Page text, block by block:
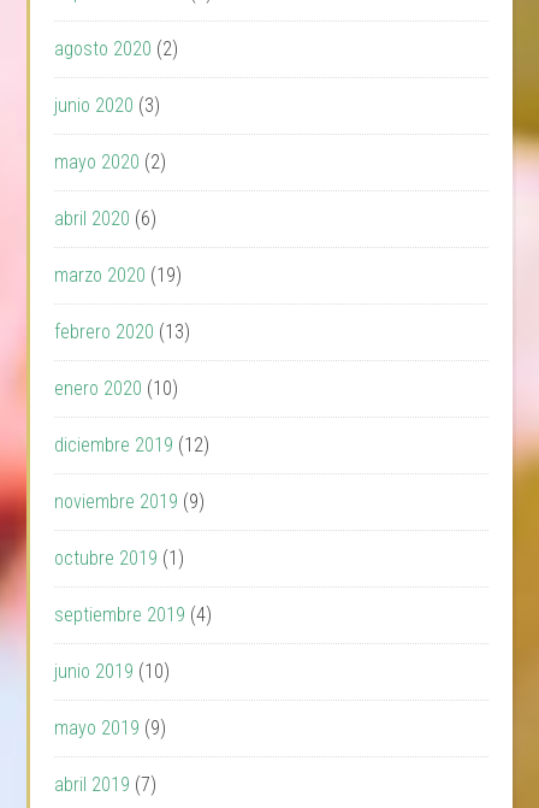
agosto 2020 (2)
junio 2020 (3)
mayo 2020 (2)
abril 2020 (6)
marzo 2020 (19)
febrero 2020 (13)
enero 2020 (10)
diciembre 2019 (12)
noviembre 2019 (9)
octubre 2019 (1)
septiembre 2019 (4)
junio 2019 (10)
mayo 2019 (9)
abril 2019 (7)